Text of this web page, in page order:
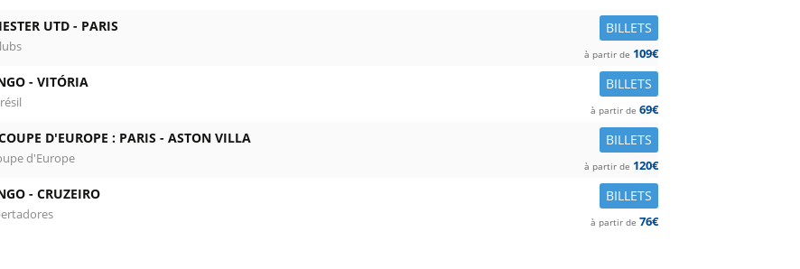
BILLETS
UTD - PARIS
à partir de 109€
BILLETS
- VITÓRIA
à partir de 69€
BILLETS
D'EUROPE : PARIS - ASTON VILLA
d'Europe à partir de 120€
BILLETS
- CRUZEIRO
à partir de 76€